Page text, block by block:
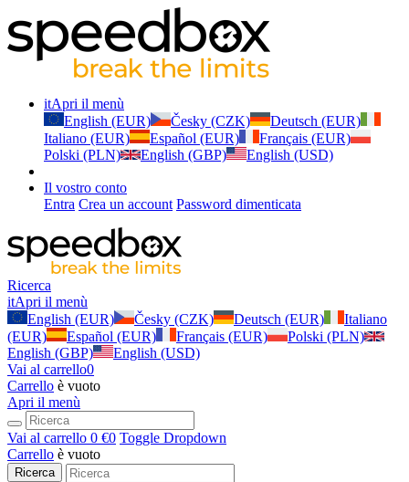
itApri il menù
English (EUR)
Česky (CZK)
Deutsch (EUR)
Italiano (EUR)
Español (EUR)
Français (EUR)
Polski (PLN)
English (GBP) English (USD)
Il vostro conto
Entra Crea un account Password dimenticata
Ricerca
itApri il menù
English (EUR)
Česky (CZK) Deutsch (EUR)
Italiano
(EUR)
Español (EUR) Français (EUR)
Polski (PLN)
English (GBP)
English (USD)
Vai al carrello0
Carrello è vuoto
Apri il menù
Vai al carrello 0 €0 Toggle Dropdown
Carrello è vuoto
Ricerca